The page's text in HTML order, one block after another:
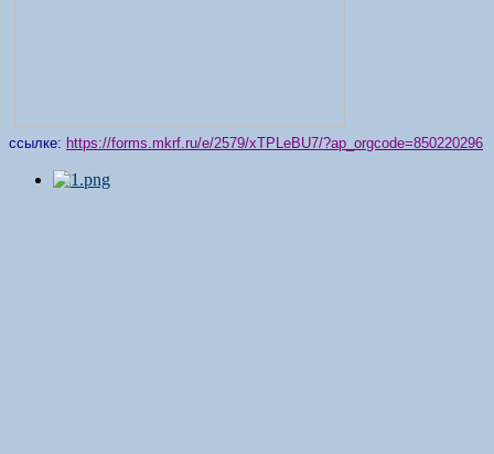
ссылке: https://forms.mkrf.ru/e/2579/xTPLeBU7/?ap_orgcode=850220296